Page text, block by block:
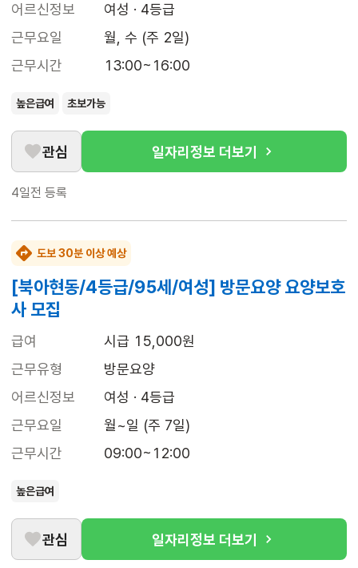
어르신정보
여성 · 4등급
근무요일
월, 수 (주 2일)
근무시간
13:00~16:00
높은급여 초보가능
관심 일자리정보 더보기
4일전 등록
도보 30분 이상 예상
[북아현동/4등급/95세/여성] 방문요양 요양보호
사 모집
급여
시급 15,000원
근무유형
방문요양
어르신정보
여성 · 4등급
근무요일
월~일 (주 7일)
근무시간
09:00~12:00
높은급여
관심 일자리정보 더보기